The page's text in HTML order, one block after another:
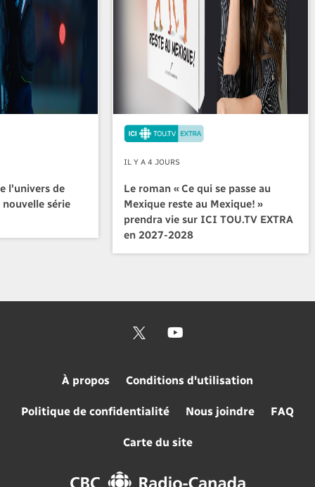
l'univers de
série
IL Y A 4 JOURS
Le roman « Ce qui se passe au
Mexique reste au Mexique! »
prendra vie sur ICI TOU.TV EXTRA
en 2027-2028
À propos Conditions d'utilisation
Politique de confidentialité Nous joindre FAQ
Carte du site